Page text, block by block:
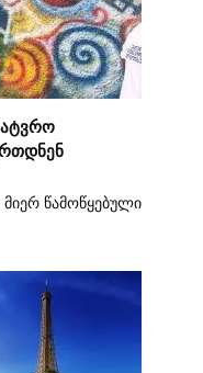
მიერ წამოწყებული